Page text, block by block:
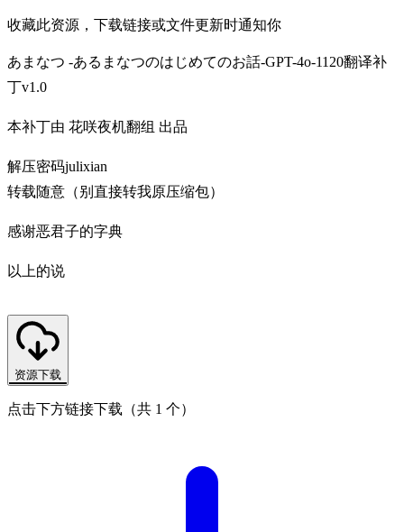
收藏此资源，下载链接或文件更新时通知你
あまなつ -あるまなつのはじめてのお話-GPT-4o-1120翻译补
丁v1.0
本补丁由 花咲夜机翻组 出品
解压密码julixian
转载随意（别直接转我原压缩包）
感谢恶君子的字典
以上的说
资源下载
点击下方链接下载（共 1 个）